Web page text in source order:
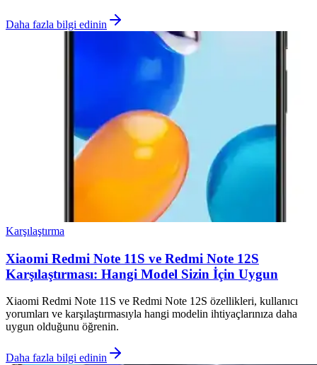
Daha fazla bilgi edinin
Karşılaştırma
Xiaomi Redmi Note 11S ve Redmi Note 12S
Karşılaştırması: Hangi Model Sizin İçin Uygun
Xiaomi Redmi Note 11S ve Redmi Note 12S özellikleri, kullanıcı
yorumları ve karşılaştırmasıyla hangi modelin ihtiyaçlarınıza daha
uygun olduğunu öğrenin.
Daha fazla bilgi edinin